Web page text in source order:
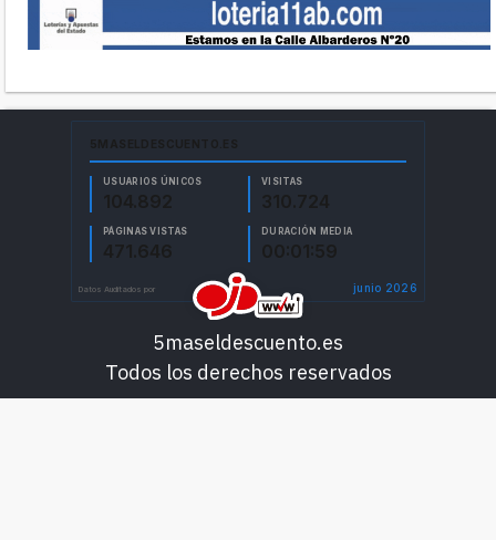
5maseldescuento.es
Todos los derechos reservados